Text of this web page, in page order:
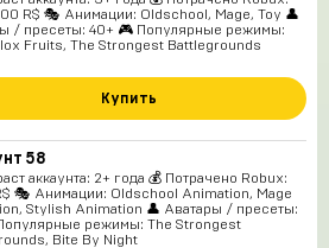
R$ 🎭 Анимации: Oldschool, Mage, Toy 👤
/ пресеты: 40+ 🎮 Популярные режимы:
Fruits, The Strongest Battlegrounds
Купить
58
аккаунта: 2+ года 💰 Потрачено Robux:
🎭 Анимации: Oldschool Animation, Mage
Stylish Animation 👤 Аватары / пресеты:
режимы: The Strongest
Bite By Night